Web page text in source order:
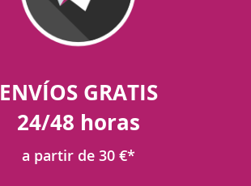
ENVÍOS GRATIS
24/48 horas
a partir de 30 €*